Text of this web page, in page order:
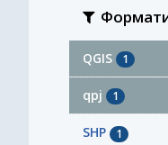
QGIS 1
qpj 1
SHP 1